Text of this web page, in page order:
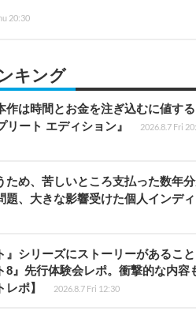
20:30
キング
作は時間とお金を注ぎ込むに値す
リート エディション』
2026.8.7 Fri
ため、苦しいところ支払った数年
題、大きな影響受けた個人インデ
』シリーズにストーリーがあるこ
8』先行体験会レポ。衝撃的な内
ポ】
2026.8.7 Fri 12:30